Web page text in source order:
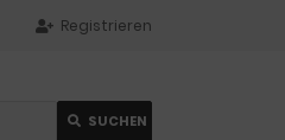
Registrieren
SUCHEN